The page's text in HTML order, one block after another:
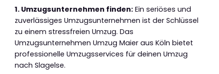
1. Umzugsunternehmen finden: Ein seriöses und
zuverlässiges Umzugsunternehmen ist der Schlüssel
zu einem stressfreien Umzug. Das
Umzugsunternehmen Umzug Maier aus Köln bietet
professionelle Umzugsservices für deinen Umzug
nach Slagelse.